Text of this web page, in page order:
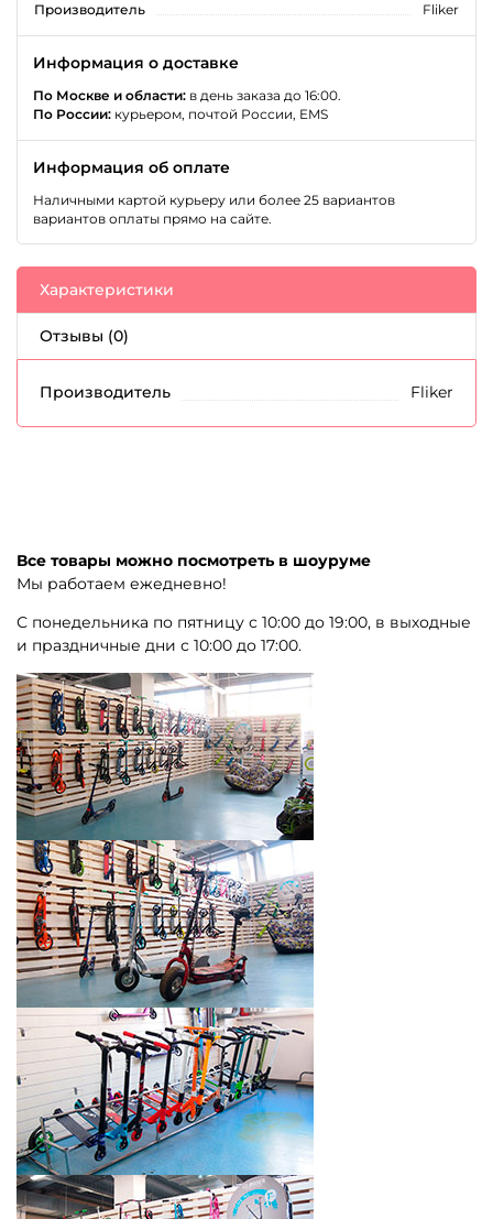
Производитель Fliker
Информация о доставке
По Москве и области: в день заказа до 16:00.
По России: курьером, почтой России, EMS
Информация об оплате
Наличными картой курьеру или более 25 вариантов
вариантов оплаты прямо на сайте.
Характеристики
Отзывы (0)
Производитель Fliker
Все товары можно посмотреть в шоуруме
Мы работаем ежедневно!
С понедельника по пятницу с 10:00 до 19:00, в выходные
и праздничные дни с 10:00 до 17:00.